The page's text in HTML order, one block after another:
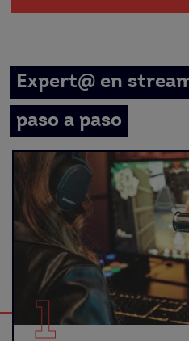
Expert@ en
paso a paso
1